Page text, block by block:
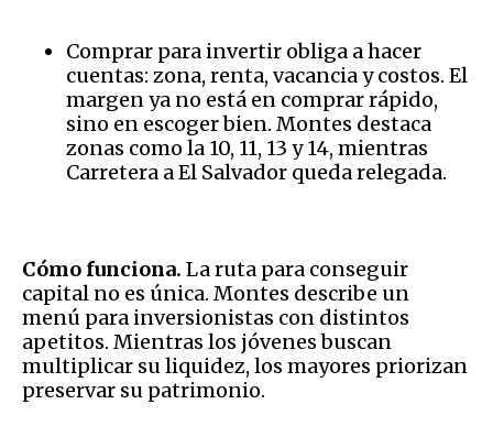
Comprar para invertir obliga a hacer
cuentas: zona, renta, vacancia y costos. El
margen ya no está en comprar rápido,
sino en escoger bien. Montes destaca
zonas como la 10, 11, 13 y 14, mientras
Carretera a El Salvador queda relegada.
Cómo funciona. La ruta para conseguir
capital no es única. Montes describe un
menú para inversionistas con distintos
apetitos. Mientras los jóvenes buscan
multiplicar su liquidez, los mayores priorizan
preservar su patrimonio.